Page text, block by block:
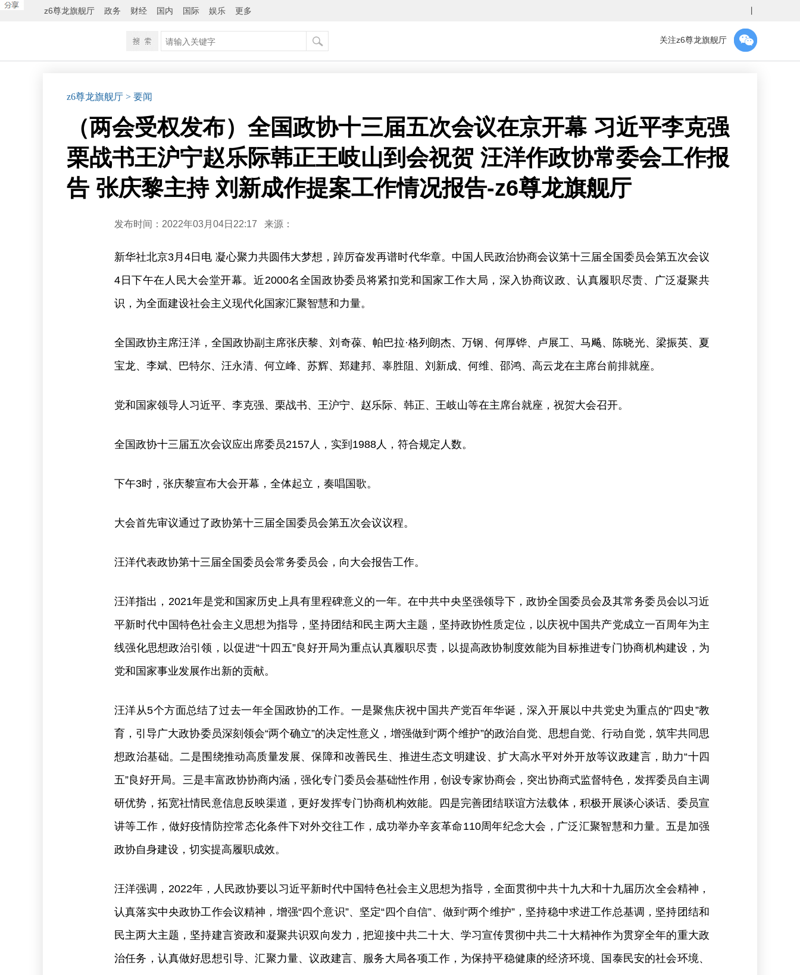
z6尊龙旗舰厅 政务 财经 国内 国际 娱乐 更多
关注z6尊龙旗舰厅
z6尊龙旗舰厅 > 要闻
（两会受权发布）全国政协十三届五次会议在京开幕 习近平李克强
栗战书王沪宁赵乐际韩正王岐山到会祝贺 汪洋作政协常委会工作报
告 张庆黎主持 刘新成作提案工作情况报告-z6尊龙旗舰厅
发布时间：2022年03月04日22:17 来源：
新华社北京3月4日电 凝心聚力共圆伟大梦想，踔厉奋发再谱时代华章。中国人民政治协商会议第十三届全国委员会第五次会议
4日下午在人民大会堂开幕。近2000名全国政协委员将紧扣党和国家工作大局，深入协商议政、认真履职尽责、广泛凝聚共
识，为全面建设社会主义现代化国家汇聚智慧和力量。
全国政协主席汪洋，全国政协副主席张庆黎、刘奇葆、帕巴拉·格列朗杰、万钢、何厚铧、卢展工、马飚、陈晓光、梁振英、夏
宝龙、李斌、巴特尔、汪永清、何立峰、苏辉、郑建邦、辜胜阻、刘新成、何维、邵鸿、高云龙在主席台前排就座。
党和国家领导人习近平、李克强、栗战书、王沪宁、赵乐际、韩正、王岐山等在主席台就座，祝贺大会召开。
全国政协十三届五次会议应出席委员2157人，实到1988人，符合规定人数。
下午3时，张庆黎宣布大会开幕，全体起立，奏唱国歌。
大会首先审议通过了政协第十三届全国委员会第五次会议议程。
汪洋代表政协第十三届全国委员会常务委员会，向大会报告工作。
汪洋指出，2021年是党和国家历史上具有里程碑意义的一年。在中共中央坚强领导下，政协全国委员会及其常务委员会以习近
平新时代中国特色社会主义思想为指导，坚持团结和民主两大主题，坚持政协性质定位，以庆祝中国共产党成立一百周年为主
线强化思想政治引领，以促进“十四五”良好开局为重点认真履职尽责，以提高政协制度效能为目标推进专门协商机构建设，为
党和国家事业发展作出新的贡献。
汪洋从5个方面总结了过去一年全国政协的工作。一是聚焦庆祝中国共产党百年华诞，深入开展以中共党史为重点的“四史”教
育，引导广大政协委员深刻领会“两个确立”的决定性意义，增强做到“两个维护”的政治自觉、思想自觉、行动自觉，筑牢共同思
想政治基础。二是围绕推动高质量发展、保障和改善民生、推进生态文明建设、扩大高水平对外开放等议政建言，助力“十四
五”良好开局。三是丰富政协协商内涵，强化专门委员会基础性作用，创设专家协商会，突出协商式监督特色，发挥委员自主调
研优势，拓宽社情民意信息反映渠道，更好发挥专门协商机构效能。四是完善团结联谊方法载体，积极开展谈心谈话、委员宣
讲等工作，做好疫情防控常态化条件下对外交往工作，成功举办辛亥革命110周年纪念大会，广泛汇聚智慧和力量。五是加强
政协自身建设，切实提高履职成效。
汪洋强调，2022年，人民政协要以习近平新时代中国特色社会主义思想为指导，全面贯彻中共十九大和十九届历次全会精神，
认真落实中央政协工作会议精神，增强“四个意识”、坚定“四个自信”、做到“两个维护”，坚持稳中求进工作总基调，坚持团结和
民主两大主题，坚持建言资政和凝聚共识双向发力，把迎接中共二十大、学习宣传贯彻中共二十大精神作为贯穿全年的重大政
治任务，认真做好思想引导、汇聚力量、议政建言、服务大局各项工作，为保持平稳健康的经济环境、国泰民安的社会环境、